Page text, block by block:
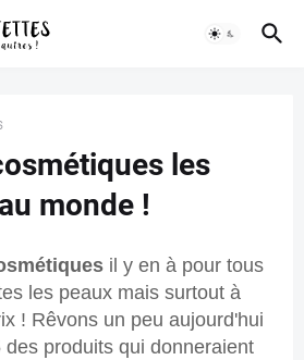
les
monde !
il y en à pour tous
les peaux mais surtout à
! Rêvons un peu aujourd'hui
produits qui donneraient